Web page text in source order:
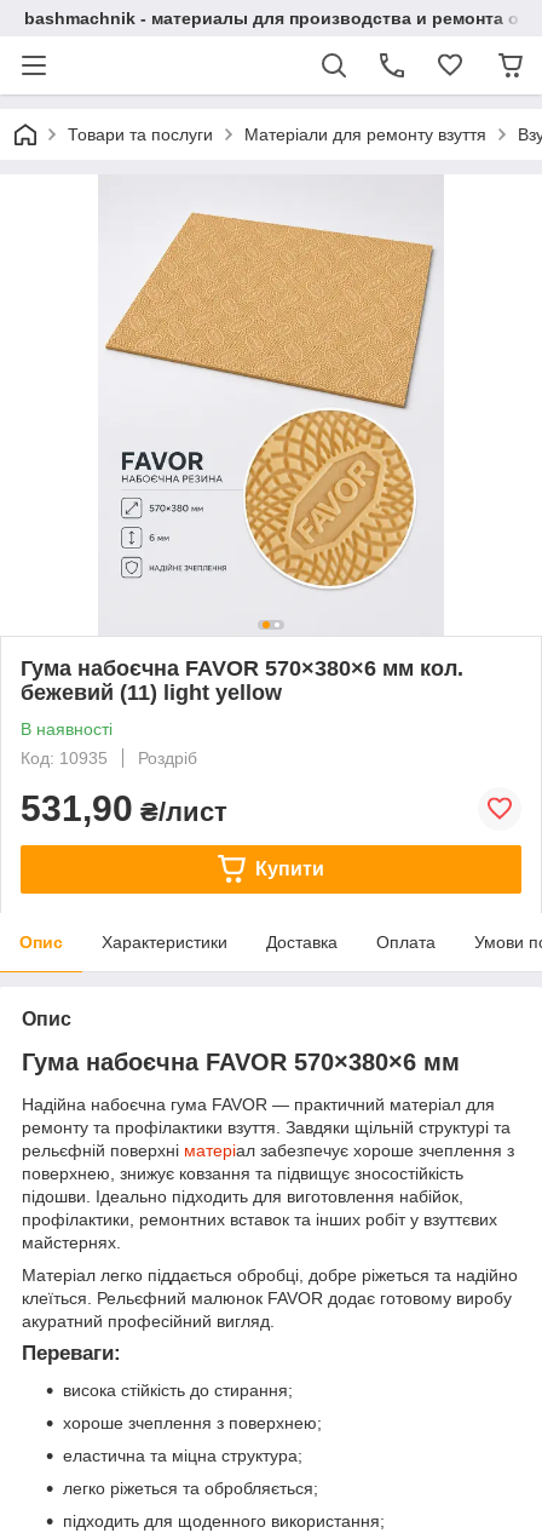
bashmachnik - материалы для производства и ремонта
Товари та послуги Матеріали для ремонту взуття
Гума набоєчна FAVOR 570×380×6 мм кол.
бежевий (11) light yellow
В наявності
Код: 10935
Роздріб
531,90 ₴/лист
Купити
Опис Характеристики Доставка Оплата Умови
Опис
Гума набоєчна FAVOR 570×380×6 мм
Надійна набоєчна гума FAVOR — практичний матеріал для
ремонту та профілактики взуття. Завдяки щільній структурі та
рельєфній поверхні матеріал забезпечує хороше зчеплення з
поверхнею, знижує ковзання та підвищує зносостійкість
підошви. Ідеально підходить для виготовлення набійок,
профілактики, ремонтних вставок та інших робіт у взуттєвих
майстернях.
Матеріал легко піддається обробці, добре ріжеться та надійно
клеїться. Рельєфний малюнок FAVOR додає готовому виробу
акуратний професійний вигляд.
Переваги:
висока стійкість до стирання;
хороше зчеплення з поверхнею;
еластична та міцна структура;
легко ріжеться та обробляється;
підходить для щоденного використання;